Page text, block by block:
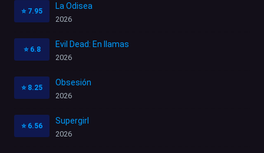
⭐ 7.95
La Odisea
2026
⭐ 6.8
Evil Dead: En llamas
2026
⭐ 8.25
Obsesión
2026
⭐ 6.56
Supergirl
2026